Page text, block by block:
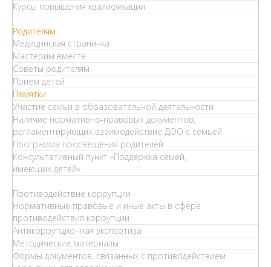
Курсы повышения квалификации
Родителям
Медицинская страничка
Мастерим вместе
Советы родителям
Прием детей
Памятки
Участие семьи в образовательной деятельности
Наличие нормативно-правовых документов,
регламентирующих взаимодействие ДОО с семьей
Программа просвещения родителей
Консультативный пункт «Поддержка семей,
имеющих детей»
Противодействие коррупции
Нормативные правовые и иные акты в сфере
противодействия коррупции
Антикоррупционная экспертиза
Методические материалы
Формы документов, связанных с противодействием